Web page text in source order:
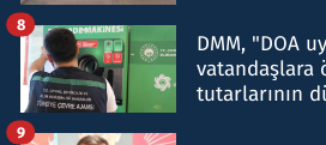
DMM, "DOA
vatandaşlara
tutarlarının
8
9